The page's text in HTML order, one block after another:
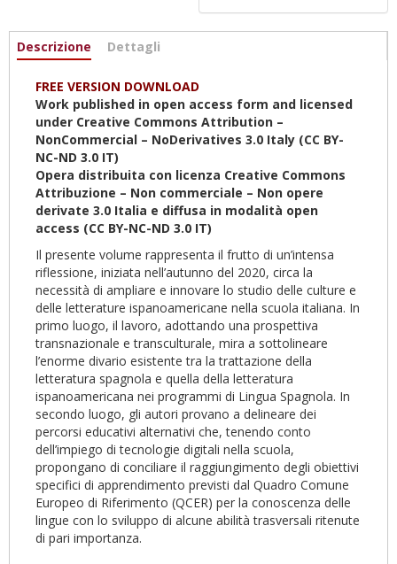
Informazioni
Descrizione (scheda
Dettagli
FREE VERSION DOWNLOAD
Work published in open access form and licensed
under Creative Commons Attribution –
NonCommercial – NoDerivatives 3.0 Italy (CC BY-
NC-ND 3.0 IT)
Opera distribuita con licenza Creative Commons
Attribuzione – Non commerciale – Non opere
derivate 3.0 Italia e diffusa in modalità open
access (CC BY-NC-ND 3.0 IT)
Il presente volume rappresenta il frutto di un’intensa
riflessione, iniziata nell’autunno del 2020, circa la
necessità di ampliare e innovare lo studio delle culture e
delle letterature ispanoamericane nella scuola italiana. In
primo luogo, il lavoro, adottando una prospettiva
transnazionale e transculturale, mira a sottolineare
l’enorme divario esistente tra la trattazione della
letteratura spagnola e quella della letteratura
ispanoamericana nei programmi di Lingua Spagnola. In
secondo luogo, gli autori provano a delineare dei
percorsi educativi alternativi che, tenendo conto
dell’impiego di tecnologie digitali nella scuola,
propongano di conciliare il raggiungimento degli obiettivi
specifici di apprendimento previsti dal Quadro Comune
Europeo di Riferimento (QCER) per la conoscenza delle
lingue con lo sviluppo di alcune abilità trasversali ritenute
di pari importanza.